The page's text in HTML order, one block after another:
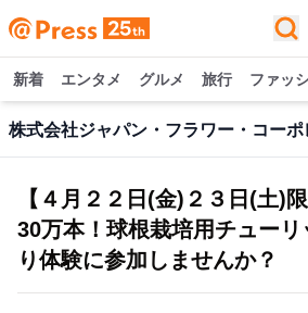
新着 エンタメ グルメ 旅行 ファッ
【４月２２日(金)２３日(土)
30万本！球根栽培用チューリ
り体験に参加しませんか？